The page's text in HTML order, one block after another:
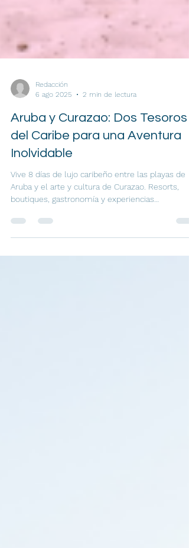
6 ago 2025
2 min de lectura
Aruba y Curazao: Dos Tesoros
del Caribe para una Aventura
Inolvidable
Vive 8 días de lujo caribeño entre las playas de
boutiques, gastronomía y experiencias
inolvidables en dos islas únicas.